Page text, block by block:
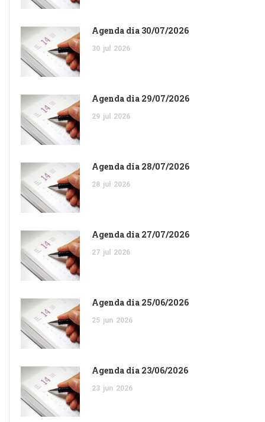
Agenda dia 30/07/2026
30 jul 2026
Agenda dia 29/07/2026
29 jul 2026
Agenda dia 28/07/2026
28 jul 2026
Agenda dia 27/07/2026
27 jul 2026
Agenda dia 25/06/2026
25 jun 2026
Agenda dia 23/06/2026
23 jun 2026